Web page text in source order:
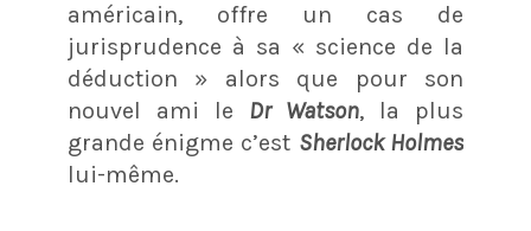
américain, offre un cas de
jurisprudence à sa « science de la
déduction » alors que pour son
nouvel ami le Dr Watson, la plus
grande énigme c’est Sherlock Holmes
lui-même.